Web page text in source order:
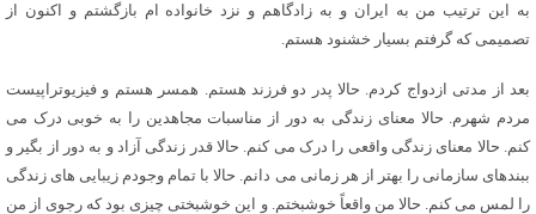
به این ترتیب من به ایران و به زادگاهم و نزد خانواده ام بازگشتم و اکنون از
تصمیمی که گرفتم بسیار خشنود هستم.
بعد از مدتی ازدواج کردم. حالا پدر دو فرزند هستم. همسر هستم و فیزیوتراپیست
مردم شهرم. حالا معنای زندگی به دور از مناسبات مجاهدین را به خوبی درک می
کنم. حالا معنای زندگی واقعی را درک می کنم. حالا قدر زندگی آزاد و به دور از بگیر و
ببندهای سازمانی را بهتر از هر زمانی می دانم. حالا با تمام وجودم زیبایی های زندگی
را لمس می کنم. حالا من واقعاً خوشبختم. و این خوشبختی چیزی بود که رجوی از من